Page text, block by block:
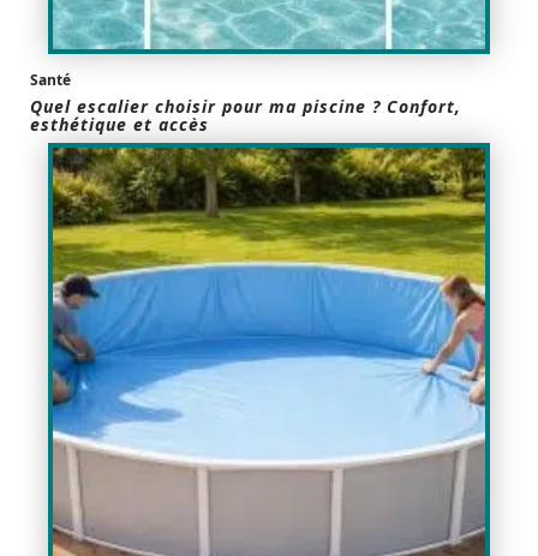
Santé
Quel escalier choisir pour ma piscine ? Confort,
esthétique et accès